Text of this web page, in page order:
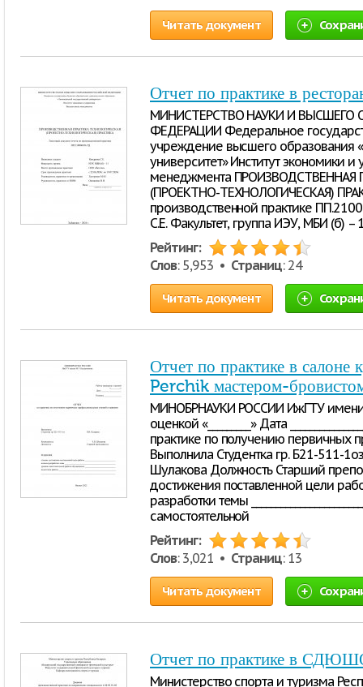
Читать документ
Отчет по практике в
МИНИСТЕРСТВО НАУКИ И ВЫСШЕГО
ФЕДЕРАЦИИ Федеральное
учреждение высшего образования
университет» Институт экономики
менеджмента ПРОИЗВОДСТВЕННАЯ
(ПРОЕКТНО-ТЕХНОЛОГИЧЕСКАЯ)
производственной практике
С.Е. Факультет, группа ИЭУ, МБИ (б)
Рейтинг:
Слов: 5,953 • Страниц: 24
Читать документ
Отчет по практике в
Perchik мастером-
МИНОБРНАУКИ РОССИИ ИжГТУ
оценкой «_________» Дата
практике по получению первичных
Выполнила Студентка гр. Б21-511-
Шулакова Должность Старший
достижения поставленной цели работы
разработки темы
самостоятельной
Рейтинг:
Слов: 3,021 • Страниц: 13
Читать документ
Отчет по практике в
Министерство спорта и туризма